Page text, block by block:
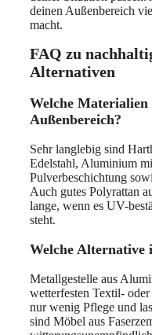
deinen Außenbereich
macht.
FAQ zu
Alternativen
Welche Materialien
Außenbereich?
Sehr langlebig sind
Edelstahl, Aluminium
Pulverbeschichtung
Auch gutes Polyrattan
lange, wenn es UV-
steht.
Welche Alternative
Metallgestelle aus
wetterfesten Textil-
nur wenig Pflege und
sind Möbel aus